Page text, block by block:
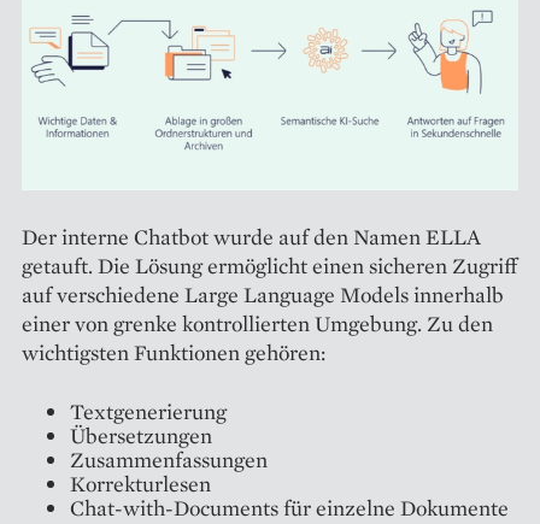
Der interne Chatbot wurde auf den Namen ELLA
getauft. Die Lösung ermöglicht einen sicheren Zugriff
auf verschiedene Large Language Models innerhalb
einer von grenke kontrollierten Umgebung. Zu den
wichtigsten Funktionen gehören:
Textgenerierung
Übersetzungen
Zusammenfassungen
Korrekturlesen
Chat-with-Documents für einzelne Dokumente